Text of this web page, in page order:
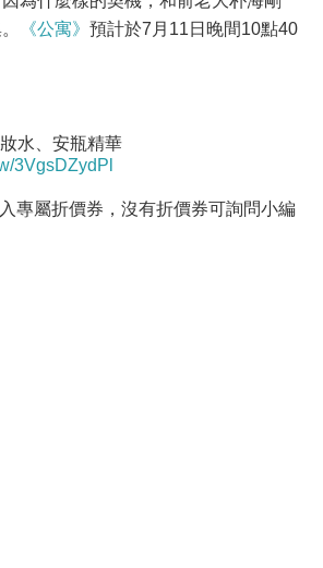
《公寓》 預計於7月11日晚間10點40
水、安瓶精華
3VgsDZydPl
專屬折價券，沒有折價券可詢問小編